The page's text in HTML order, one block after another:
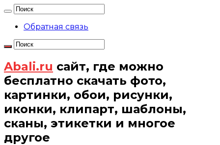
Обратная связь
Abali.ru сайт, где можно
бесплатно скачать фото,
картинки, обои, рисунки,
иконки, клипарт, шаблоны,
сканы, этикетки и многое
другое